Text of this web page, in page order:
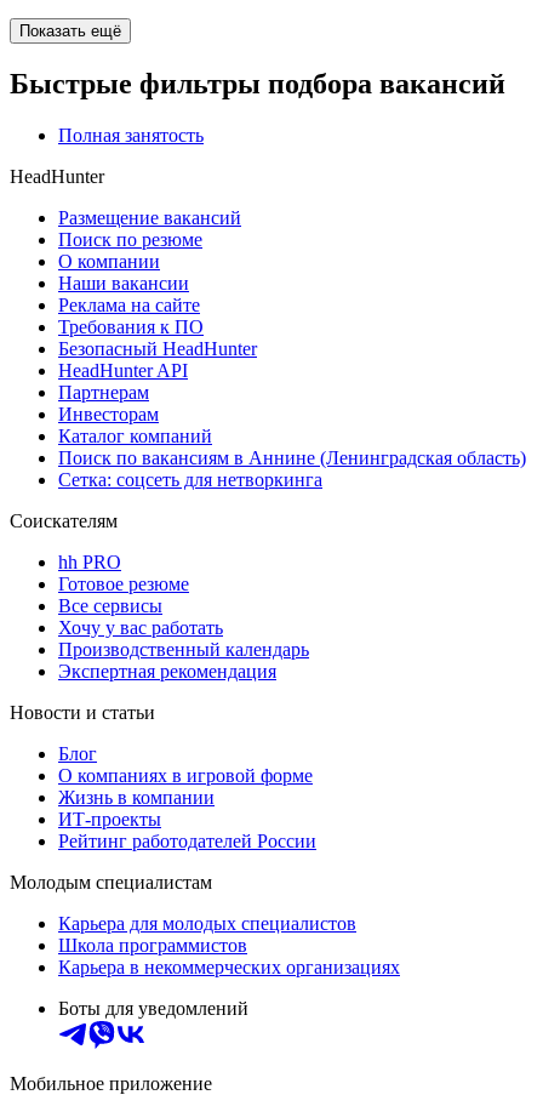
Показать ещё
Быстрые фильтры подбора вакансий
Полная занятость
HeadHunter
Размещение вакансий
Поиск по резюме
О компании
Наши вакансии
Реклама на сайте
Требования к ПО
Безопасный HeadHunter
HeadHunter API
Партнерам
Инвесторам
Каталог компаний
Поиск по вакансиям в Аннине (Ленинградская область)
Сетка: соцсеть для нетворкинга
Соискателям
hh PRO
Готовое резюме
Все сервисы
Хочу у вас работать
Производственный календарь
Экспертная рекомендация
Новости и статьи
Блог
О компаниях в игровой форме
Жизнь в компании
ИТ-проекты
Рейтинг работодателей России
Молодым специалистам
Карьера для молодых специалистов
Школа программистов
Карьера в некоммерческих организациях
Боты для уведомлений
Мобильное приложение